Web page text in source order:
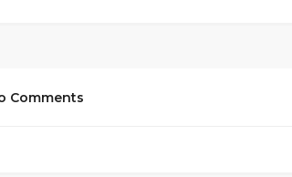
Comments